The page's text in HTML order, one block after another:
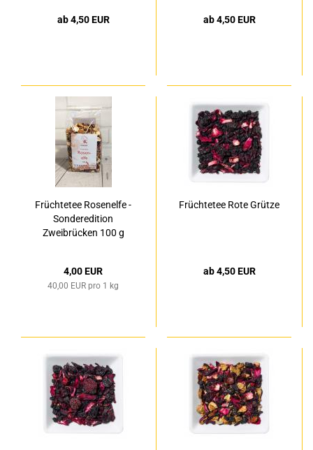
ab 4,50 EUR ab 4,50 EUR
Früchtetee Rosenelfe -
Sonderedition
Zweibrücken 100 g
4,00 EUR
40,00 EUR pro 1 kg
Früchtetee Rote Grütze
ab 4,50 EUR